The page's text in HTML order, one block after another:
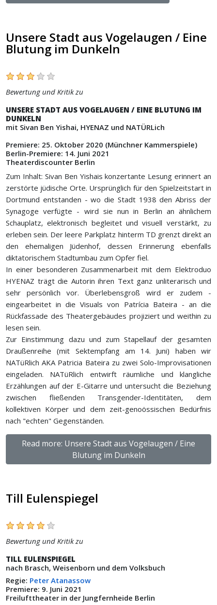
Unsere Stadt aus Vogelaugen / Eine
Blutung im Dunkeln
Bewertung und Kritik zu
UNSERE STADT AUS VOGELAUGEN / EINE BLUTUNG IM
DUNKELN
mit Sivan Ben Yishai, HYENAZ und NATÜRLich
Premiere: 25. Oktober 2020 (Münchner Kammerspiele)
Berlin-Premiere: 14. Juni 2021
Theaterdiscounter Berlin
Zum Inhalt: Sivan Ben Yishais konzertante Lesung erinnert an
zerstörte jüdische Orte. Ursprünglich für den Spielzeitstart in
Dortmund entstanden - wo die Stadt 1938 den Abriss der
Synagoge verfügte - wird sie nun in Berlin an ähnlichem
Schauplatz, elektronisch begleitet und visuell verstärkt, zu
erleben sein. Der leere Parkplatz hinterm TD grenzt direkt an
den ehemaligen Jüdenhof, dessen Erinnerung ebenfalls
diktatorischem Stadtumbau zum Opfer fiel.
In einer besonderen Zusammenarbeit mit dem Elektroduo
HYENAZ trägt die Autorin ihren Text ganz unliterarisch und
sehr persönlich vor. Überlebensgroß wird er zudem -
eingearbeitet in die Visuals von Patrícia Bateira - an die
Rückfassade des Theatergebäudes projiziert und weithin zu
lesen sein.
Zur Einstimmung dazu und zum Stapellauf der gesamten
Draußenreihe (mit Sektempfang am 14. Juni) haben wir
NATüRlich AKA Patricia Bateira zu zwei Solo-Improvisationen
eingeladen. NATüRlich entwirft räumliche und klangliche
Erzählungen auf der E-Gitarre und untersucht die Beziehung
zwischen fließenden Transgender-Identitäten, dem
kollektiven Körper und dem zeit-genoössischen Bedürfnis
nach "echten" Gegenständen.
Read more: Unsere Stadt aus Vogelaugen / Eine
Blutung im Dunkeln
Till Eulenspiegel
Bewertung und Kritik zu
TILL EULENSPIEGEL
nach Brasch, Weisenborn und dem Volksbuch
Regie: Peter Atanassow
Premiere: 9. Juni 2021
Freilufttheater in der Jungfernheide Berlin